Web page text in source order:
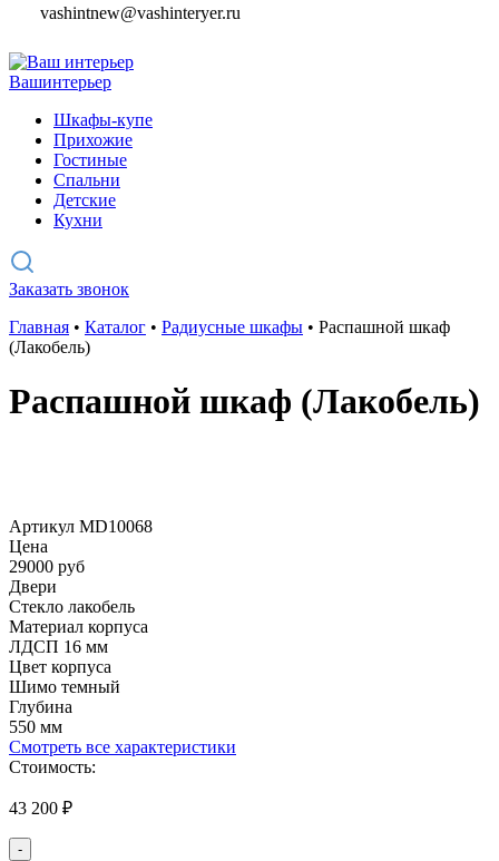
vashintnew@vashinteryer.ru
Вашинтерьер
Шкафы-купе
Прихожие
Гостиные
Спальни
Детские
Кухни
Заказать звонок
Главная • Каталог • Радиусные шкафы • Распашной шкаф
(Лакобель)
Распашной шкаф (Лакобель)
Артикул MD10068
Цена
29000 руб
Двери
Стекло лакобель
Материал корпуса
ЛДСП 16 мм
Цвет корпуса
Шимо темный
Глубина
550 мм
Смотреть все характеристики
Стоимость:
43 200 ₽
-